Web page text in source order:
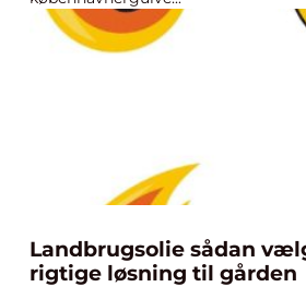
Landbrugsolie sådan vælger du den
rigtige løsning til gården